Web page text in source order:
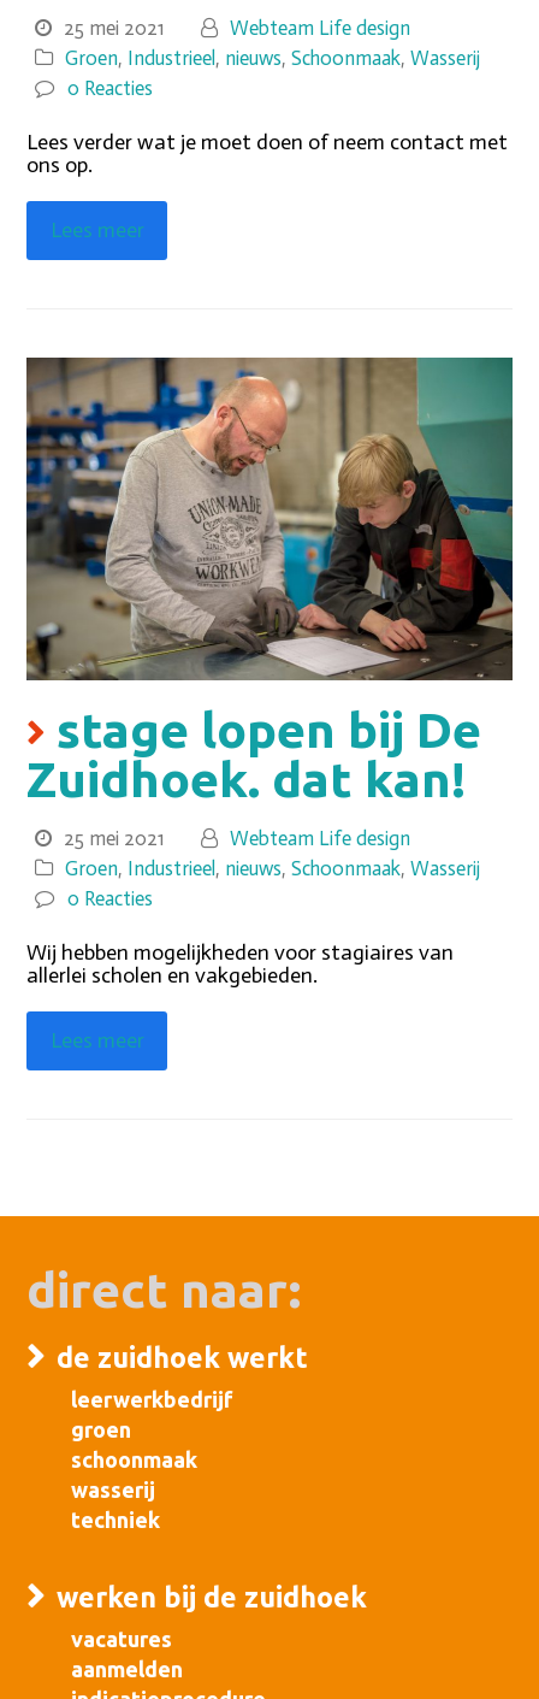
25 mei 2021
Webteam Life design
Groen, Industrieel , nieuws,Schoonmaak,Wasserij
0 Reacties
Lees verder wat je moet doen of neem contact met
ons op.
Lees meer
stage lopen bij De
Zuidhoek. dat kan!
25 mei 2021
Webteam Life design
Groen, Industrieel , nieuws,Schoonmaak,Wasserij
0 Reacties
Wij hebben mogelijkheden voor stagiaires van
allerlei scholen en vakgebieden.
Lees meer
direct naar:
de zuidhoek werkt
leerwerkbedrijf
groen
schoonmaak
wasserij
techniek
werken bij de zuidhoek
vacatures
aanmelden